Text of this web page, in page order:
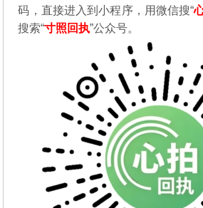
码，直接进入到小程序，用微信搜“
搜索“寸照回执”公众号。